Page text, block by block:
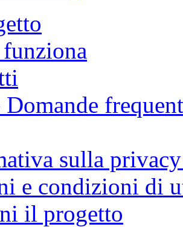
sulla
e condizioni di
il progetto